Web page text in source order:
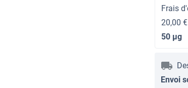
Frais
20,00
50 μg
Envoi